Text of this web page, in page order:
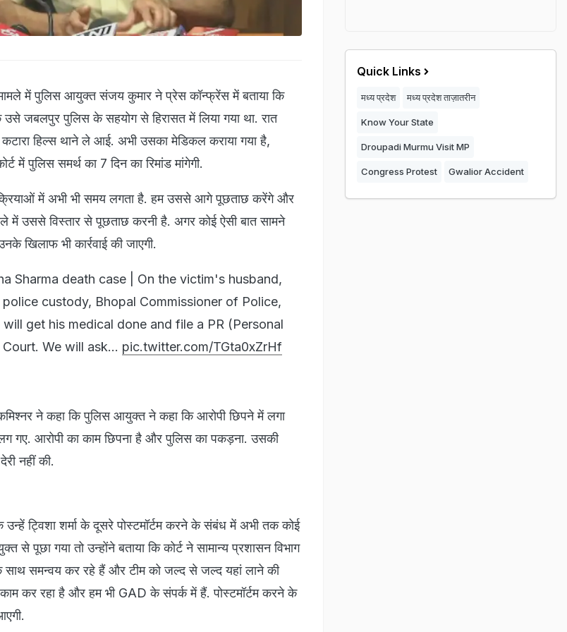
मामले में पुलिस आयुक्त संजय कुमार ने प्रेस कॉन्फ्रेंस में बताया कि
उसे जबलपुर पुलिस के सहयोग से हिरासत में लिया गया था. रात
हिल्स थाने ले आई. अभी उसका मेडिकल कराया गया है,
में पुलिस समर्थ का 7 दिन का रिमांड मांगेगी.
में अभी भी समय लगता है. हम उससे आगे पूछताछ करेंगे और
में उससे विस्तार से पूछताछ करनी है. अगर कोई ऐसी बात सामने
खिलाफ भी कार्रवाई की जाएगी.
Sharma death case | On the victim's husband,
custody, Bhopal Commissioner of Police,
get his medical done and file a PR (Personal
We will ask… pic.twitter.com/TGta0xZrHf
ने कहा कि पुलिस आयुक्त ने कहा कि आरोपी छिपने में लगा
गए. आरोपी का काम छिपना है और पुलिस का पकड़ना. उसकी
नहीं की.
उन्हें ट्विशा शर्मा के दूसरे पोस्टमॉर्टम करने के संबंध में अभी तक कोई
पूछा गया तो उन्होंने बताया कि कोर्ट ने सामान्य प्रशासन विभाग
समन्वय कर रहे हैं और टीम को जल्द से जल्द यहां लाने की
कर रहा है और हम भी GAD के संपर्क में हैं. पोस्टमॉर्टम करने के
Quick Links
मध्य प्रदेश मध्य प्रदेश ताज़ातरीन
Know Your State
Droupadi Murmu Visit MP
Congress Protest Gwalior Accident